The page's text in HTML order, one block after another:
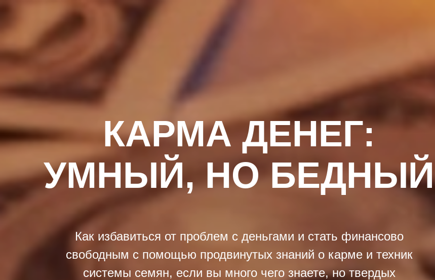
КАРМА ДЕНЕГ:
УМНЫЙ, НО БЕДНЫЙ
Как избавиться от проблем с деньгами и стать финансово
свободным с помощью продвинутых знаний о карме и техник
системы семян, если вы много чего знаете, но твердых